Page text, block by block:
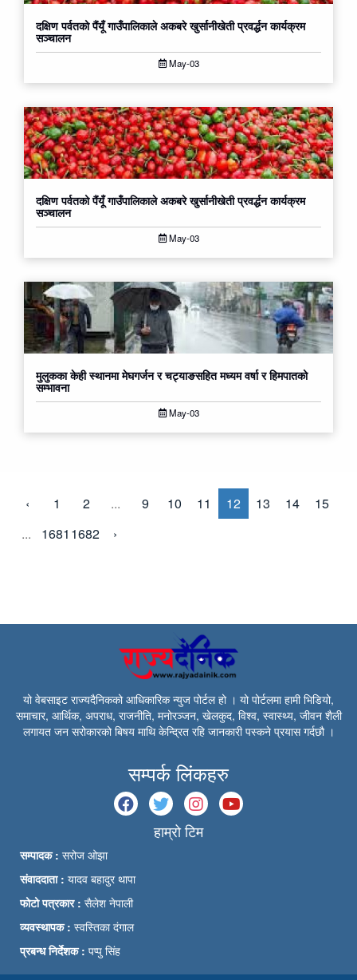
दक्षिण पर्वतको पैंयूँ गाउँपालिकाले अकबरे खुर्सानीखेती प्रवर्द्धन कार्यक्रम
सञ्चालन
May-03
दक्षिण पर्वतको पैंयूँ गाउँपालिकाले अकबरे खुर्सानीखेती प्रवर्द्धन कार्यक्रम
सञ्चालन
May-03
मुलुकका केही स्थानमा मेघगर्जन र चट्याङसहित मध्यम वर्षा र हिमपातको
सम्भावना
May-03
‹ 1 2 ... 9 10 11 12 13 14
15
...
1681 1682 ›
यो वेबसाइट राज्यदैनिकको आधिकारिक न्युज पोर्टल हो । यो पोर्टलमा हामी भिडियो,
समाचार, आर्थिक, अपराध, राजनीति, मनोरञ्जन, खेलकुद, विश्व, स्वास्थ्य, जीवन शैली
लगायत जन सरोकारको बिषय माथि केन्द्रित रहि जानकारी पस्कने प्रयास गर्दछौ ।
सम्पर्क लिंकहरु
हाम्रो टिम
सम्पादक : सरोज ओझा
संवाददाता : यादव बहादुर थापा
फोटो पत्रकार : सैलेश नेपाली
व्यवस्थापक : स्वस्तिका दंगाल
प्रबन्ध निर्देशक : पप्पु सिंह